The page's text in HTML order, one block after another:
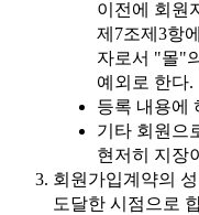
이전에 회원
제7조제3항
자로서 "몰"
예외로 한다.
등록 내용에
기타 회원으
현저히 지장
회원가입계약의
도달한 시점으로